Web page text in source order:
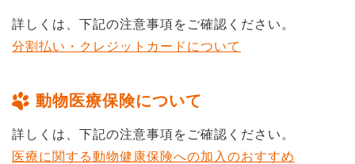
詳しくは、下記の注意事項をご確認ください。
分割払い・クレジットカードについて
動物医療保険について
詳しくは、下記の注意事項をご確認ください。
医療に関する動物健康保険への加入のおすすめ